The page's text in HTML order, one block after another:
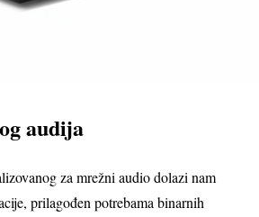
audija
za mrežni audio dolazi nam
prilagođen potrebama binarnih